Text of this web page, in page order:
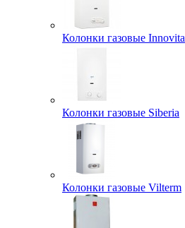
Колонки газовые Innovita
Колонки газовые Siberia
Колонки газовые Vilterm